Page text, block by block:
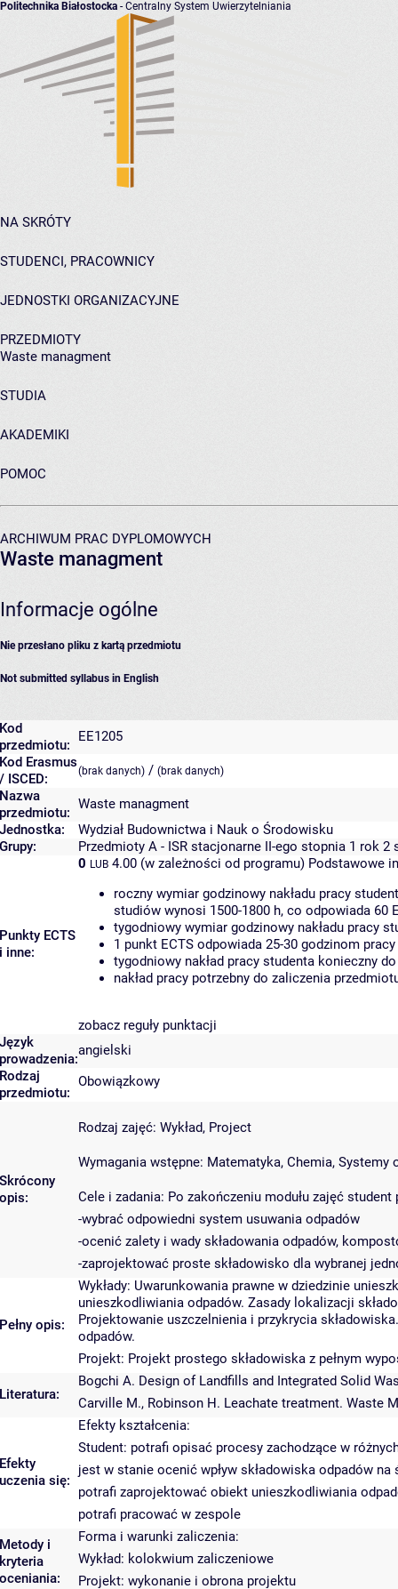
Politechnika Białostocka - Centralny System Uwierzytelniania
NA SKRÓTY
STUDENCI, PRACOWNICY
JEDNOSTKI ORGANIZACYJNE
PRZEDMIOTY
Waste managment
STUDIA
AKADEMIKI
POMOC
ARCHIWUM PRAC DYPLOMOWYCH
Waste managment
Informacje ogólne
Nie przesłano pliku z kartą przedmiotu
Not submitted syllabus in English
Kod
przedmiotu:
EE1205
Kod Erasmus
/ ISCED:
(brak danych) / (brak danych)
Nazwa
przedmiotu:
Waste managment
Jednostka:
Wydział Budownictwa i Nauk o Środowisku
Grupy:
Przedmioty A - ISR stacjonarne II-ego stopnia 1 rok 2
Punkty ECTS
i inne:
0 LUB 4.00 (w zależności od programu) Podstawowe
roczny wymiar godzinowy nakładu pracy
studiów wynosi 1500-1800 h, co odpowiada 60
tygodniowy wymiar godzinowy nakładu pracy
1 punkt ECTS odpowiada 25-30 godzinom
tygodniowy nakład pracy studenta konieczny
nakład pracy potrzebny do zaliczenia
zobacz reguły punktacji
Język
prowadzenia:
angielski
Rodzaj
przedmiotu:
Obowiązkowy
Skrócony
opis:
Rodzaj zajęć: Wykład, Project
Wymagania wstępne: Matematyka, Chemia, Systemy
Cele i zadania: Po zakończeniu modułu zajęć student
-wybrać odpowiedni system usuwania odpadów
-ocenić zalety i wady składowania odpadów,
-zaprojektować proste składowisko dla wybranej
Pełny opis:
Wykłady: Uwarunkowania prawne w dziedzinie
unieszkodliwiania odpadów. Zasady lokalizacji
Projektowanie uszczelnienia i przykrycia
odpadów.
Projekt: Projekt prostego składowiska z pełnym
Literatura:
Bogchi A. Design of Landfills and Integrated Solid
Carville M., Robinson H. Leachate treatment. Waste
Efekty
uczenia się:
Efekty kształcenia:
Student: potrafi opisać procesy zachodzące w
jest w stanie ocenić wpływ składowiska odpadów
potrafi zaprojektować obiekt unieszkodliwiania
potrafi pracować w zespole
Metody i
kryteria
oceniania:
Forma i warunki zaliczenia:
Wykład: kolokwium zaliczeniowe
Projekt: wykonanie i obrona projektu